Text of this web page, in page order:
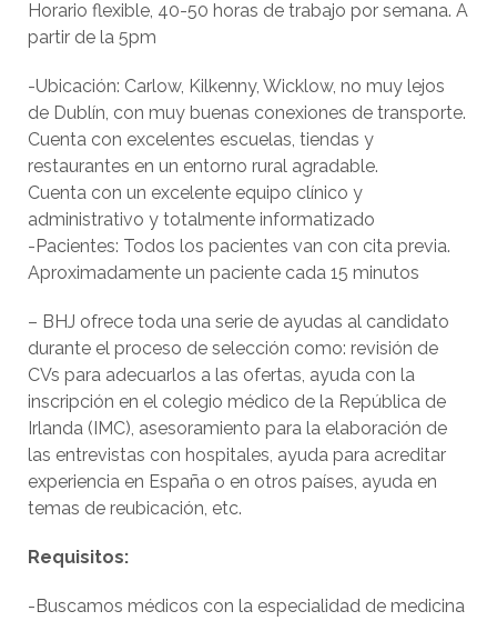
Horario flexible, 40-50 horas de trabajo por semana. A
partir de la 5pm
-Ubicación: Carlow, Kilkenny, Wicklow, no muy lejos
de Dublín, con muy buenas conexiones de transporte.
Cuenta con excelentes escuelas, tiendas y
restaurantes en un entorno rural agradable.
Cuenta con un excelente equipo clínico y
administrativo y totalmente informatizado
-Pacientes: Todos los pacientes van con cita previa.
Aproximadamente un paciente cada 15 minutos
– BHJ ofrece toda una serie de ayudas al candidato
durante el proceso de selección como: revisión de
CVs para adecuarlos a las ofertas, ayuda con la
inscripción en el colegio médico de la República de
Irlanda (IMC), asesoramiento para la elaboración de
las entrevistas con hospitales, ayuda para acreditar
experiencia en España o en otros países, ayuda en
temas de reubicación, etc.
Requisitos:
-Buscamos médicos con la especialidad de medicina